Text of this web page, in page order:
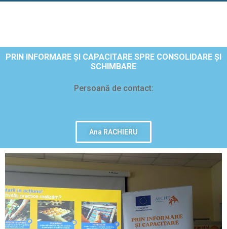
PRIN INFORMARE ȘI CAPACITARE SPRE CONSOLIDARE ȘI
SCHIMBARE
Persoană de contact:
Ana RACHIERU